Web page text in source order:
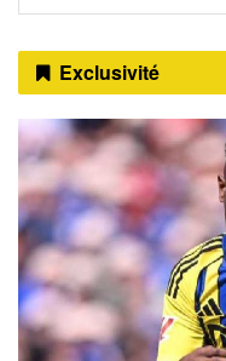
Exclusivité